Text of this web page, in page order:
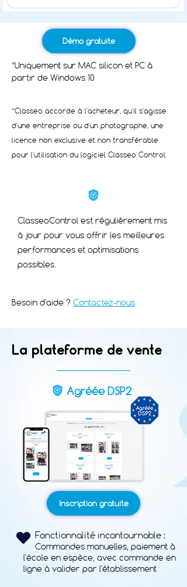
Démo gratuite
*Uniquement sur MAC silicon et PC à
partir de Windows 10
*​Classeo accorde à l'acheteur, qu'il s'agisse
d'une entreprise ou d'un photographe, une
licence non exclusive et non transférable
pour l'utilisation du logiciel Classeo Control.
ClasseoControl est régulièrement mis
à jour pour vous offrir les meilleures
performances et optimisations
possibles.
Besoin d'aide ? Contactez-nous
La plateforme de vente
Agréée DSP2
Fonctionnalité incontournable :
Commandes manuelles, paiement à
l'école en espèce, avec commande en
ligne à valider par l'établissement
Inscription gratuite